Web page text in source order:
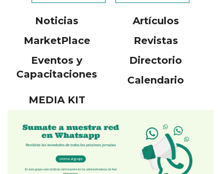
Noticias
Artículos
MarketPlace
Revistas
Eventos y
Capacitaciones
Directorio
Calendario
MEDIA KIT